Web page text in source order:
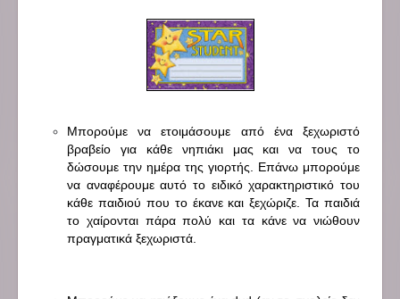
Μπορούμε να ετοιμάσουμε από ένα ξεχωριστό
βραβείο για κάθε νηπιάκι μας και να τους το
δώσουμε την ημέρα της γιορτής. Επάνω μπορούμε
να αναφέρουμε αυτό το ειδικό χαρακτηριστικό του
κάθε παιδιού που το έκανε και ξεχώριζε. Τα παιδιά
το χαίρονται πάρα πολύ και τα κάνε να νιώθουν
πραγματικά ξεχωριστά.